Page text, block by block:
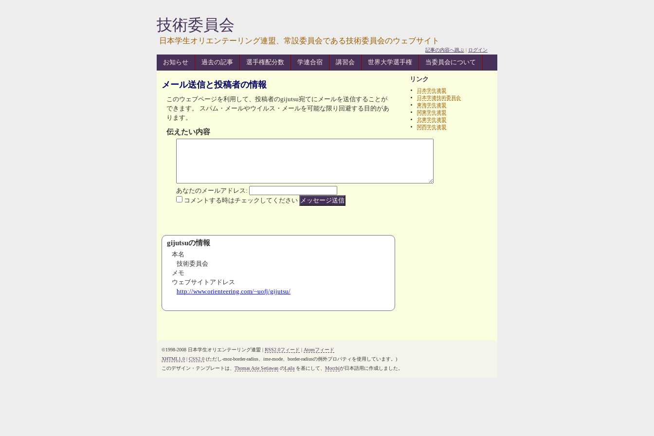
技術委員会
日本学生オリエンテーリング連盟、常設委員会である技術委員会のウェブサイト
記事の内容へ跳ぶ | ログイン
お知らせ 過去の記事 選手権配分数 学連合宿 講習会 世界大学選手権 当委員会について
メール送信と投稿者の情報
このウェブページを利用して、投稿者のgijutsu宛てにメールを送信することが
できます。 スパム・メールやウイルス・メールを可能な限り回避する目的があ
ります。
伝えたい内容
あなたのメールアドレス:
コメントする時はチェックしてください
gijutsuの情報
本名
技術委員会
メモ
ウェブサイトアドレス
http://www.orienteering.com/~uofj/gijutsu/
リンク
日本学生連盟
日本学連技術委員会
東海学生連盟
関東学生連盟
北東学生連盟
関西学生連盟
©1998-2008 日本学生オリエンテーリング連盟 | RSS2.0フィード | Atomフィード
XHTML1.0 | CSS2.0 (ただし-moz-border-radius、ime-mode、border-radiusの例外プロパティを使用しています。)
このデザイン・テンプレートは、 Thomas Arie Setiawan のLaila を基にして、 Mocchiが日本語用に作成しました。